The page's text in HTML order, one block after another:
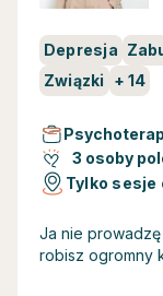
Depresja
Związki
+14
3 osoby
Tylko sesje
Ja nie
robisz ogromny